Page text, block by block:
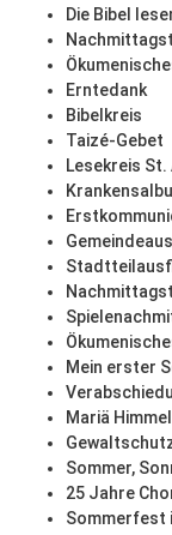
Die Bibel
Erntedank
Bibelkreis
Taizé-Gebet
Lesekreis
Mein erster
Mariä
Sommer,
25 Jahre
Sommerfest